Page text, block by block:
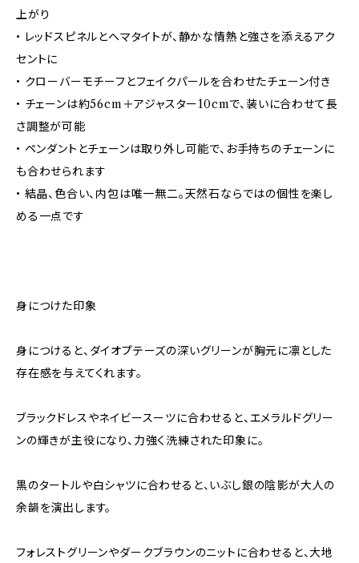
上がり
• レッドスピネルとヘマタイトが、静かな情熱と強さを添えるアク
セントに
• クローバーモチーフとフェイクパールを合わせたチェーン付き
• チェーンは約56cm＋アジャスター10cmで、装いに合わせて長
さ調整が可能
• ペンダントとチェーンは取り外し可能で、お手持ちのチェーンに
も合わせられます
• 結晶、色合い、内包は唯一無二。天然石ならではの個性を楽し
める一点です
身につけた印象
身につけると、ダイオプテーズの深いグリーンが胸元に凛とした
存在感を与えてくれます。
ブラックドレスやネイビースーツに合わせると、エメラルドグリー
ンの輝きが主役になり、力強く洗練された印象に。
黒のタートルや白シャツに合わせると、いぶし銀の陰影が大人の
余韻を演出します。
フォレストグリーンやダークブラウンのニットに合わせると、大地